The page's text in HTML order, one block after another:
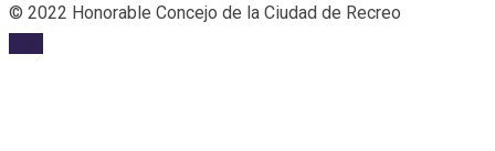
© 2022 Honorable Concejo de la Ciudad de Recreo